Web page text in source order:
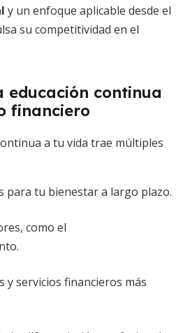
y un enfoque aplicable desde el
su competitividad en el
educación continua
financiero
a tu vida trae múltiples
para tu bienestar a largo plazo.
como el
y servicios financieros más